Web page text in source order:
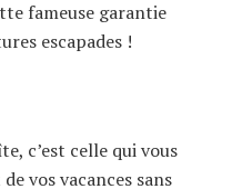
fameuse garantie
escapades !
c’est celle qui vous
vos vacances sans